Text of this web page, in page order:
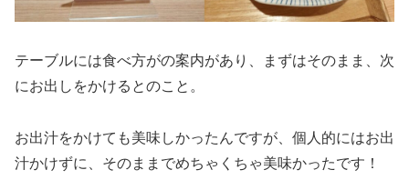
テーブルには食べ方がの案内があり、まずはそのまま、次
にお出しをかけるとのこと。
お出汁をかけても美味しかったんですが、個人的にはお出
汁かけずに、そのままでめちゃくちゃ美味かったです！